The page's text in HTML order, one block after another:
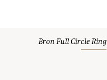
Bron Full Circle Ring